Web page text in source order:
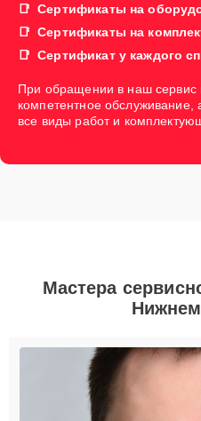
Сертификаты на
Сертификаты на
Сертификат у каждого
При обращении в наш сервис
компетентное обслуживание,
все виды работ и
Мастера